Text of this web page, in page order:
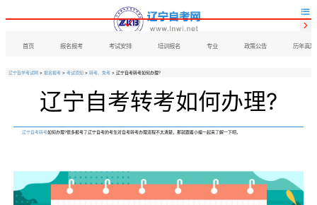

首页 报名报考 考试安排 培训报名 专业 政策公告 历年真题

辽宁自学考试网 > 报名报考 > 考试须知 > 转考、免考 > 辽宁自考转考如何办理?
辽宁自考转考如何办理?
辽宁自考转考如何办理?很多报考了辽宁自考的考生对自考转考办理流程不太清楚，那就跟着小编一起来了解一下吧。